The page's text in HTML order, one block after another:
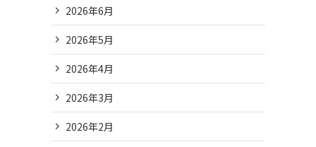
2026年6月
2026年5月
2026年4月
2026年3月
2026年2月